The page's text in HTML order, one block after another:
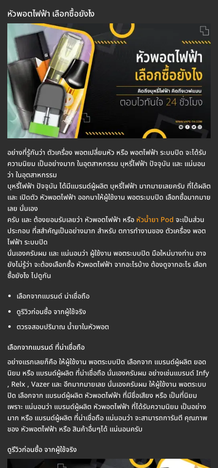
หัวพอตไฟฟ้า เลือกซื้อยังไง
อย่างที่รู้กันว่า ตัวเครื่อง พอตเปลี่ยนหัว หรือ พอตไฟฟ้า ระบบปิด จะได้รับ
ความนิยม เป็นอย่างมาก ในอุตสาหกรรม บุหรี่ไฟฟ้า ปัจจุบัน และ แน่นอน
ว่า ในอุตสาหกรรม
บุหรี่ไฟฟ้า ปัจจุบัน ได้มีแบรนด์ผู้ผลิต บุหรี่ไฟฟ้า มากมายเลยครับ ที่ได้ผลิต
และ เปิดตัว หัวพอตไฟฟ้า ออกมาให้ผู้ใช้งาน พอตระบบปิด เลือกซื้อมากมาย
เลย นั่นเอง
ครับ และ ต้องยอมรับเลยว่า หัวพอตไฟฟ้า หรือ หัวน้ำยา Pod จะเป็นส่วน
ประกอบ ที่สสำคัญเป็นอย่างมาก สำหรับ ตการทำงานของ ตัวเครื่อง พอต
ไฟฟ้า ระบบปิด
นั่นเองครับผม และ แน่นอนว่า ผู้ใช้งาน พอตระบบปิด มือใหม่บางท่าน อาจ
ยังไม่รู้ว่า จะต้องเลือกซื้อ หัวพอตไฟฟ้า จากอะไรบ้าง ต้องดูจากอะไร เลือก
ซื้อยังไง ไปดูกัน
เลือกจากแบรนด์ น่าเชื่อถือ
ดูริวิวก่อนซื้อ จากผู้ใช้จริง
ตวรจสอบปริมาณ น้ำยาในหัวพอต
เลือกจากแบรนด์ ที่น่าเชื่อถือ
อย่างแรกเลยก็คือ ให้ผู้ใช้งาน พอตระบบปิด เลือกจาก แบรนด์ผู้ผลิต ยอด
นิยม หรือ แบรนด์ผู้ผลิต ที่น่าเชื่อถือ นั่นเองครับผม อย่างเช่นแบรนด์ Infy
, Relx , Vazer และ อีกมากมายเลย นั่นเองครับผม ให้ผู้ใช้งาน พอตระบบ
ปิด เลือกจาก แบรนด์ผู้ผลิต หัวพอตไฟฟ้า ที่มีชื่อเสียง หรือ เป็นที่นิยม
เพราะ แน่นอนว่า แบรนด์ผู้ผลิต หัวพอตไฟฟ้า ที่ได้รับความนิยม เป็นอย่าง
มาก หรือ แบรนด์ผู้ผลิต ที่น่าเชื่อถือ แน่นอนว่า จะสามารถการันตี คุณภาพ
ของ หัวพอตไฟฟ้า หรือ สินค้าอื่นๆได้ แน่นอนครับ
ดูรีวิวก่อนซื้อ จากผู้ใช้จริง